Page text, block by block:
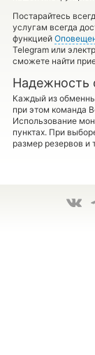
Постарайтесь
услугам всегда
функцией
Telegram или
сможете найти
Надежность
Каждый из
при этом команда
Использование
пунктах. При
размер резервов и